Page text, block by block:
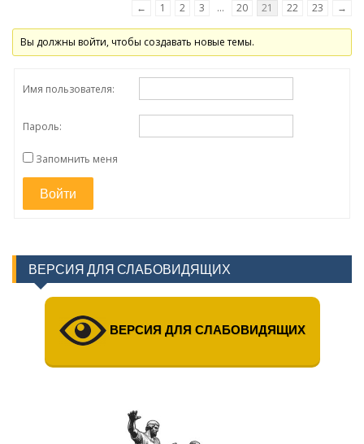
←
1 2 3 … 20 21 22 23 →
Вы должны войти, чтобы создавать новые темы.
Имя пользователя:
Пароль:
Запомнить меня
Войти
ВЕРСИЯ ДЛЯ СЛАБОВИДЯЩИХ
ВЕРСИЯ ДЛЯ СЛАБОВИДЯЩИХ